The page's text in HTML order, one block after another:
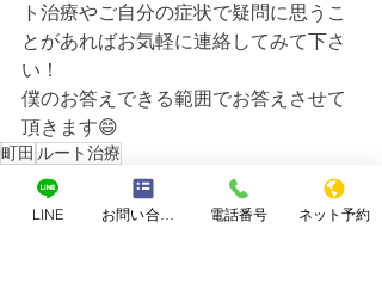
ト治療やご自分の症状で疑問に思うこ
とがあればお気軽に連絡してみて下さ
い！
僕のお答えできる範囲でお答えさせて
頂きます😄
町田 ルート治療
病気についての考え方
LINE お問い合わせフォーム 電話番号 ネット予約